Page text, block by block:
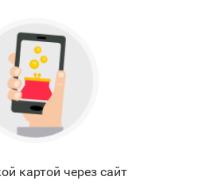
картой через сайт